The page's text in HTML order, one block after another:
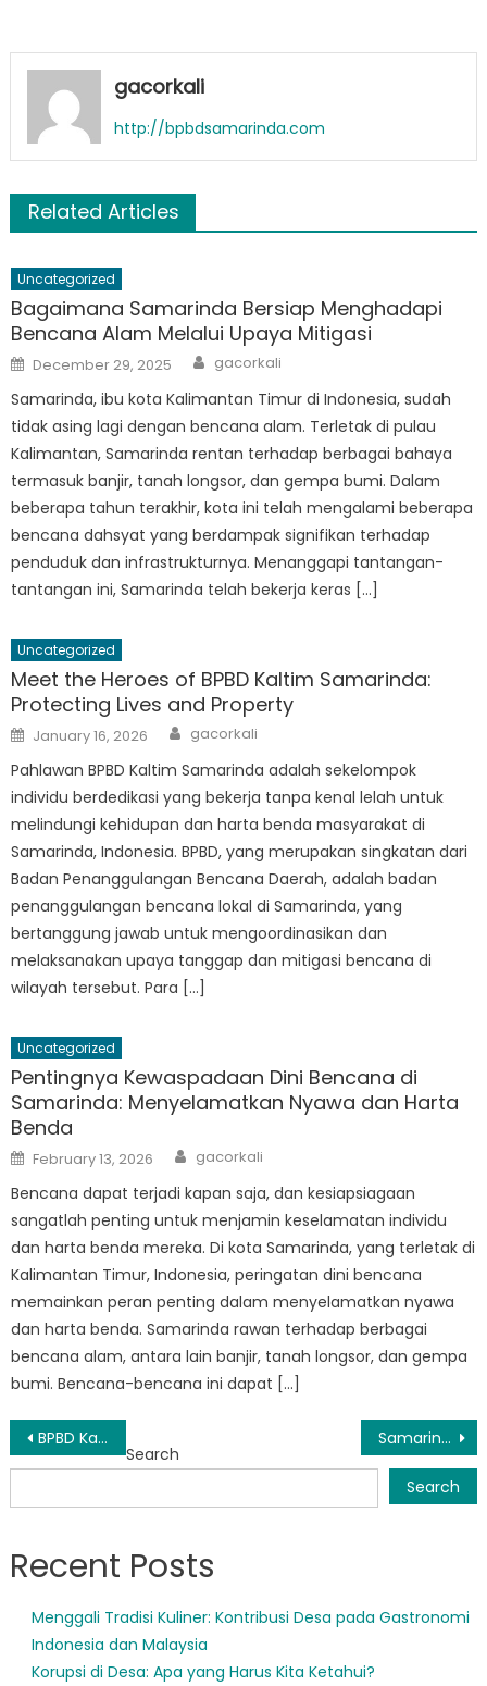
gacorkali
http://bpbdsamarinda.com
Related Articles
Uncategorized
Bagaimana Samarinda Bersiap Menghadapi
Bencana Alam Melalui Upaya Mitigasi
Posted
on
December 29, 2025 Author
gacorkali
Samarinda, ibu kota Kalimantan Timur di Indonesia, sudah
tidak asing lagi dengan bencana alam. Terletak di pulau
Kalimantan, Samarinda rentan terhadap berbagai bahaya
termasuk banjir, tanah longsor, dan gempa bumi. Dalam
beberapa tahun terakhir, kota ini telah mengalami beberapa
bencana dahsyat yang berdampak signifikan terhadap
penduduk dan infrastrukturnya. Menanggapi tantangan-
tantangan ini, Samarinda telah bekerja keras […]
Uncategorized
Meet the Heroes of BPBD Kaltim Samarinda:
Protecting Lives and Property
Posted
on
January 16, 2026 Author
gacorkali
Pahlawan BPBD Kaltim Samarinda adalah sekelompok
individu berdedikasi yang bekerja tanpa kenal lelah untuk
melindungi kehidupan dan harta benda masyarakat di
Samarinda, Indonesia. BPBD, yang merupakan singkatan dari
Badan Penanggulangan Bencana Daerah, adalah badan
penanggulangan bencana lokal di Samarinda, yang
bertanggung jawab untuk mengoordinasikan dan
melaksanakan upaya tanggap dan mitigasi bencana di
wilayah tersebut. Para […]
Uncategorized
Pentingnya Kewaspadaan Dini Bencana di
Samarinda: Menyelamatkan Nyawa dan Harta
Benda
Posted
on
February 13, 2026 Author
gacorkali
Bencana dapat terjadi kapan saja, dan kesiapsiagaan
sangatlah penting untuk menjamin keselamatan individu
dan harta benda mereka. Di kota Samarinda, yang terletak di
Kalimantan Timur, Indonesia, peringatan dini bencana
memainkan peran penting dalam menyelamatkan nyawa
dan harta benda. Samarinda rawan terhadap berbagai
bencana alam, antara lain banjir, tanah longsor, dan gempa
bumi. Bencana-bencana ini dapat […]
Post
navigation
BPBD Kalimantan Timur Samarinda Takes Action to Prepare for Disaster Season Samarinda Dilanda Bencana Alam: Warga Menghadapi Kehancuran
Search
Search
Recent Posts
Menggali Tradisi Kuliner: Kontribusi Desa pada Gastronomi
Indonesia dan Malaysia
Korupsi di Desa: Apa yang Harus Kita Ketahui?